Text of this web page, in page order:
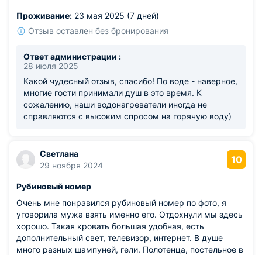
при долгом проживании не возникает ощущения скуки.
Из недостатков: вода в душе долго нагревалась,
Проживание: 23 мая 2025 (7 дней)
Отзыв оставлен без бронирования
Ответ администрации :
28 июля 2025
Какой чудесный отзыв, спасибо! По воде - наверное,
многие гости принимали душ в это время. К
сожалению, наши водонагреватели иногда не
справляются с высоким спросом на горячую воду)
Светлана
29 ноября 2024
10
Рубиновый номер
Очень мне понравился рубиновый номер по фото, я
уговорила мужа взять именно его. Отдохнули мы здесь
хорошо. Такая кровать большая удобная, есть
дополнительный свет, телевизор, интернет. В душе
много разных шампуней, гели. Полотенца, постельное в